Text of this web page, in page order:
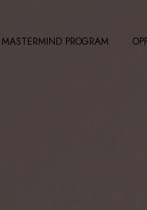
MASTERMIND PROGRAM